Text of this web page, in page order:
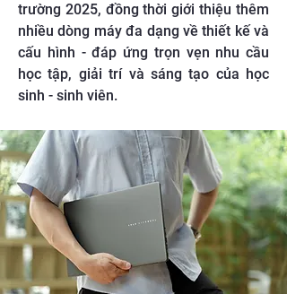
trường 2025, đồng thời giới thiệu thêm
nhiều dòng máy đa dạng về thiết kế và
cấu hình - đáp ứng trọn vẹn nhu cầu
học tập, giải trí và sáng tạo của học
sinh - sinh viên.